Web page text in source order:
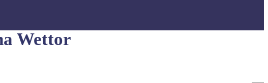
Wettor